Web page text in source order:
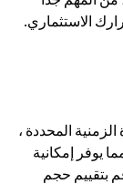
الاستثماري.
المحددة ،
يوفر إمكانية
بتقييم حجم